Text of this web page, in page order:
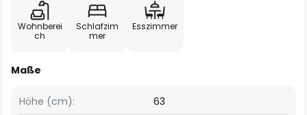
Wohnberei
ch
Schlafzim
mer
Esszimmer
Maße
Höhe (cm):
63